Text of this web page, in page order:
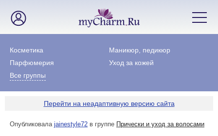
Косметика
Маникюр, педикюр
Парфюмерия
Уход за кожей
Все группы
Перейти на неадаптивную версию сайта
Опубликовала jainestyle72 в группе Прически и уход за волосами